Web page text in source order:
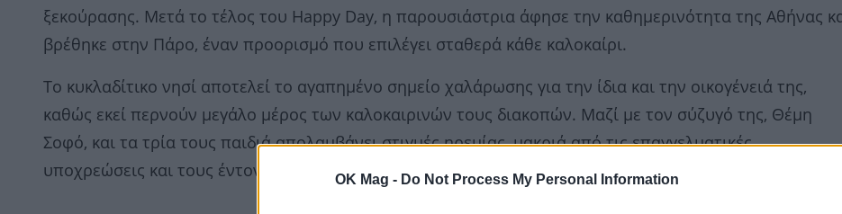
OK Mag - Do Not Process My Personal Information
ξεκούρασης. Μετά το τέλος του Happy Day, η παρουσιάστρια άφησε την καθημερινότητα της Αθήνας
βρέθηκε στην Πάρο, έναν προορισμό που επιλέγει σταθερά κάθε καλοκαίρι.
Το κυκλαδίτικο νησί αποτελεί το αγαπημένο σημείο χαλάρωσης για την ίδια και την οικογένειά της,
καθώς εκεί περνούν μεγάλο μέρος των καλοκαιρινών τους διακοπών. Μαζί με τον σύζυγό της, Θέμη
Σοφό, και τα τρία τους παιδιά απολαμβάνει στιγμές ηρεμίας, μακριά από τις επαγγελματικές
υποχρεώσεις και τους έντονους ρυθμούς της τηλεόρασης.